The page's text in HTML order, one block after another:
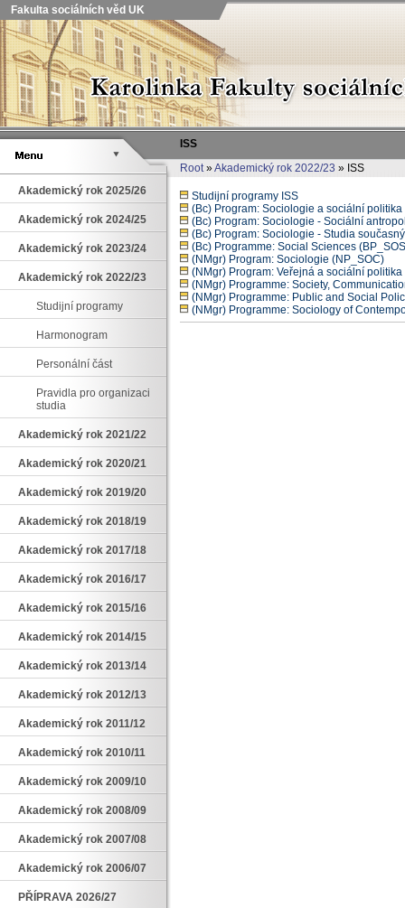
Fakulta sociálních věd UK
ISS
Root»Akademický rok 2022/23 » ISS
Akademický rok 2025/26
Akademický rok 2024/25
Akademický rok 2023/24
Akademický rok 2022/23
Studijní programy
Harmonogram
Personální část
Pravidla pro organizaci
studia
Akademický rok 2021/22
Akademický rok 2020/21
Akademický rok 2019/20
Akademický rok 2018/19
Akademický rok 2017/18
Akademický rok 2016/17
Akademický rok 2015/16
Akademický rok 2014/15
Akademický rok 2013/14
Akademický rok 2012/13
Akademický rok 2011/12
Akademický rok 2010/11
Akademický rok 2009/10
Akademický rok 2008/09
Akademický rok 2007/08
Akademický rok 2006/07
PŘÍPRAVA 2026/27
Studijní programy ISS
(Bc) Program: Sociologie a sociální politika
(Bc) Program: Sociologie - Sociální
(Bc) Program: Sociologie - Studia
(Bc) Programme: Social Sciences
(NMgr) Program: Sociologie (NP_SOC)
(NMgr) Program: Veřejná a sociální
(NMgr) Programme: Society,
(NMgr) Programme: Public and Social
(NMgr) Programme: Sociology of